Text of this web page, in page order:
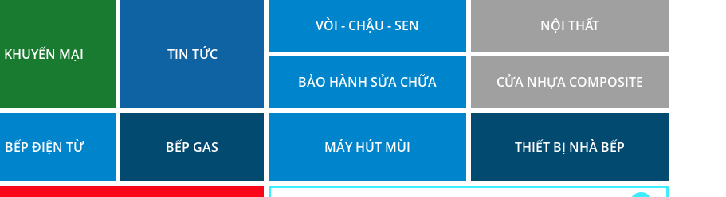
KHUYẾN MẠI TIN TỨC
VÒI - CHẬU - SEN
BẢO HÀNH SỬA CHỮA
NỘI THẤT
CỬA NHỰA COMPOSITE
BẾP ĐIỆN TỪ BẾP GAS MÁY HÚT MÙI THIẾT BỊ NHÀ BẾP